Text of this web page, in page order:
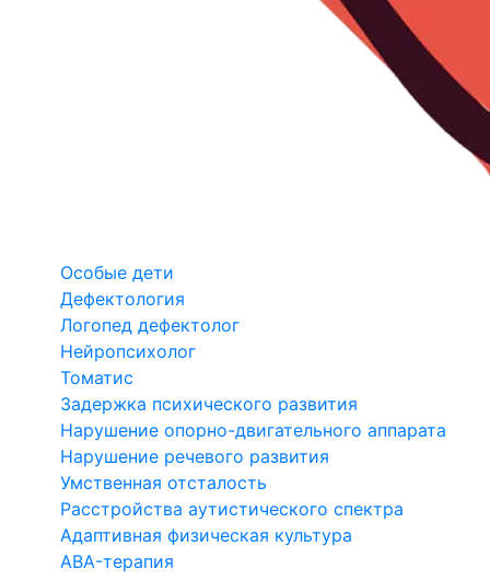
Особые дети
Дефектология
Логопед дефектолог
Нейропсихолог
Томатис
Задержка психического развития
Нарушение опорно-двигательного аппарата
Нарушение речевого развития
Умственная отсталость
Расстройства аутистического спектра
Адаптивная физическая культура
ABA-терапия